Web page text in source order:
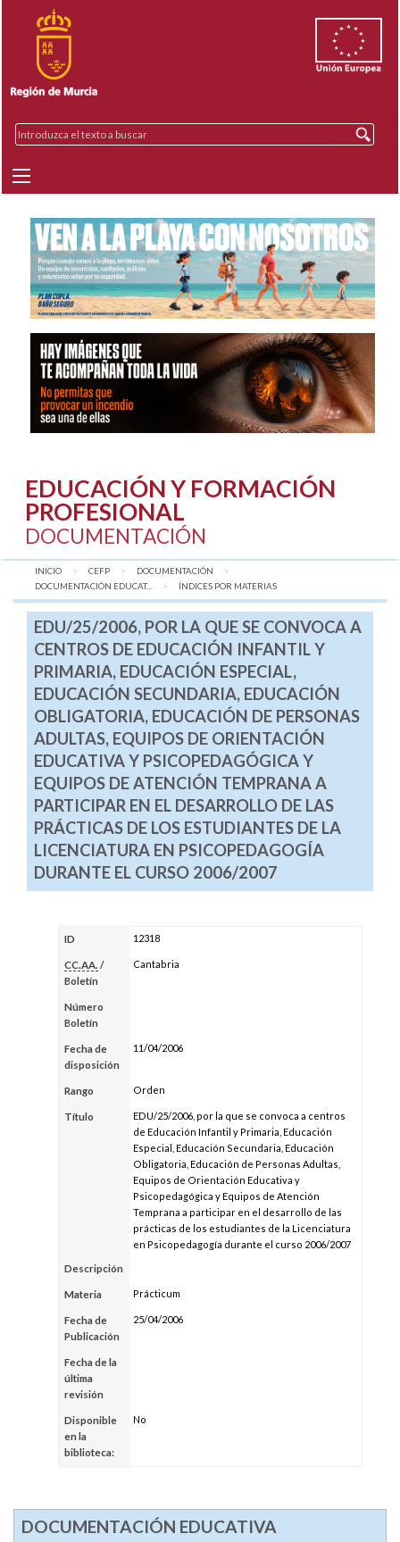
EDUCACIÓN Y FORMACIÓN
PROFESIONAL
DOCUMENTACIÓN
INICIO CEFP
DOCUMENTACIÓN
DOCUMENTACIÓN EDUCAT...
AQUÍ:
ÍNDICES POR MATERIAS
EDU/25/2006, POR LA QUE SE CONVOCA A
CENTROS DE EDUCACIÓN INFANTIL Y
PRIMARIA, EDUCACIÓN ESPECIAL,
EDUCACIÓN SECUNDARIA, EDUCACIÓN
OBLIGATORIA, EDUCACIÓN DE PERSONAS
ADULTAS, EQUIPOS DE ORIENTACIÓN
EDUCATIVA Y PSICOPEDAGÓGICA Y
EQUIPOS DE ATENCIÓN TEMPRANA A
PARTICIPAR EN EL DESARROLLO DE LAS
PRÁCTICAS DE LOS ESTUDIANTES DE LA
LICENCIATURA EN PSICOPEDAGOGÍA
DURANTE EL CURSO 2006/2007
ID 12318
CC.AA. /
Boletín
Cantabria
Número
Boletín
Fecha de
disposición
11/04/2006
Rango Orden
Título
EDU/25/2006, por la que se convoca a centros
de Educación Infantil y Primaria, Educación
Especial, Educación Secundaria, Educación
Obligatoria, Educación de Personas Adultas,
Equipos de Orientación Educativa y
Psicopedagógica y Equipos de Atención
Temprana a participar en el desarrollo de las
prácticas de los estudiantes de la Licenciatura
en Psicopedagogía durante el curso 2006/2007
Descripción
Materia Prácticum
Fecha de
Publicación
25/04/2006
Fecha de la
última
revisión
Disponible
en la
biblioteca:
No
DOCUMENTACIÓN EDUCATIVA